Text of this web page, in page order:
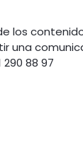
los
una
88 97